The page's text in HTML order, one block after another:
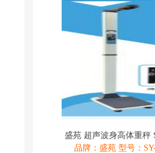
盛苑 超声波身高体重秤
品牌：盛苑 型号：